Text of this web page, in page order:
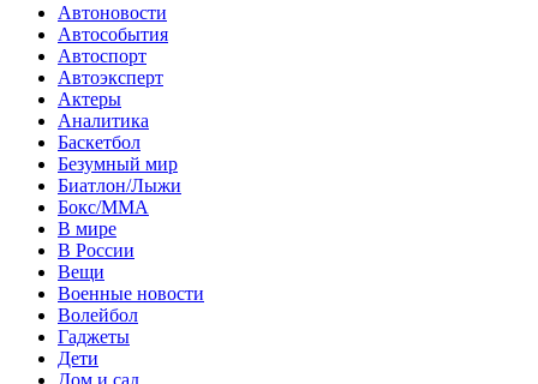
Автоновости
Автособытия
Автоспорт
Автоэксперт
Актеры
Аналитика
Баскетбол
Безумный мир
Биатлон/Лыжи
Бокс/MMA
В мире
В России
Вещи
Военные новости
Волейбол
Гаджеты
Дети
Дом и сад